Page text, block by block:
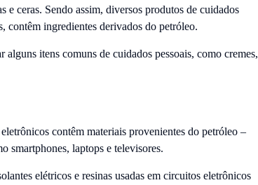
e ceras. Sendo assim, diversos produtos de cuidados
contêm ingredientes derivados do petróleo.
alguns itens comuns de cuidados pessoais, como cremes,
contêm materiais provenientes do petróleo –
smartphones, laptops e televisores.
elétricos e resinas usadas em circuitos eletrônicos